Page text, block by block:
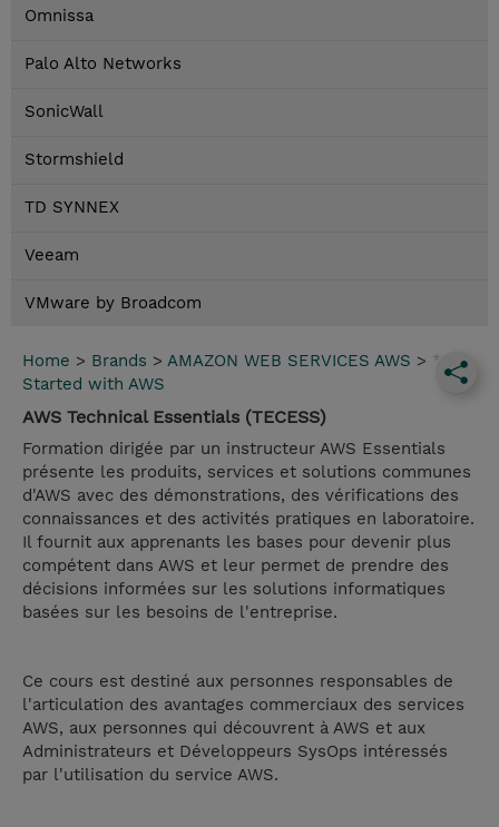
Omnissa
Palo Alto Networks
SonicWall
Stormshield
TD SYNNEX
Veeam
VMware by Broadcom
Home > Brands > AMAZON WEB SERVICES AWS > *Get
Started with AWS
AWS Technical Essentials (TECESS)
Formation dirigée par un instructeur AWS Essentials
présente les produits, services et solutions communes
d'AWS avec des démonstrations, des vérifications des
connaissances et des activités pratiques en laboratoire.
Il fournit aux apprenants les bases pour devenir plus
compétent dans AWS et leur permet de prendre des
décisions informées sur les solutions informatiques
basées sur les besoins de l'entreprise.
Ce cours est destiné aux personnes responsables de
l'articulation des avantages commerciaux des services
AWS, aux personnes qui découvrent à AWS et aux
Administrateurs et Développeurs SysOps intéressés
par l'utilisation du service AWS.